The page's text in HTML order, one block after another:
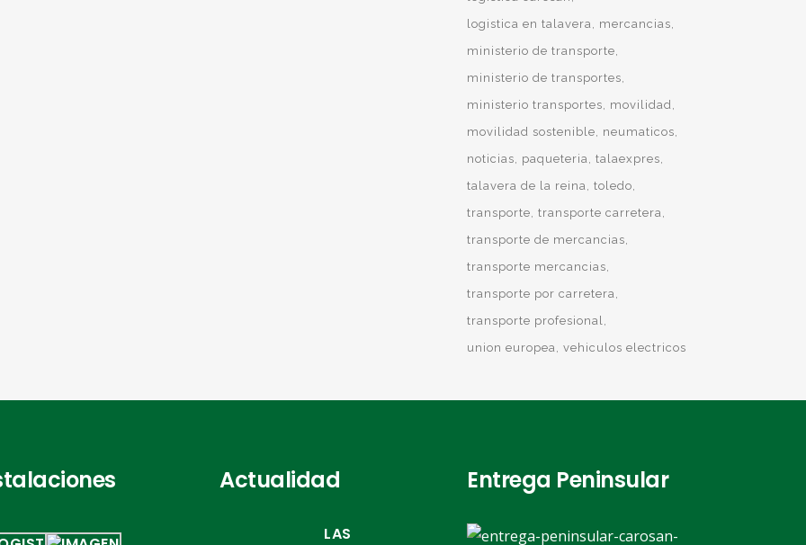
logistica en talavera
mercancias
ministerio de transporte
ministerio de transportes
ministerio transportes
movilidad
movilidad sostenible
neumaticos
noticias
paqueteria talaexpres
talavera de la reina toledo
transporte transporte carretera
transporte de mercancias
transporte mercancias
transporte por carretera
transporte profesional
union europea vehiculos electricos
Actualidad
LAS
Entrega Peninsular